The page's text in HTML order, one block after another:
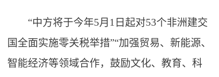
“中方将于今年5月1日起对53个非洲建交
国全面实施零关税举措”“加强贸易、新能源、
智能经济等领域合作，鼓励文化、教育、科